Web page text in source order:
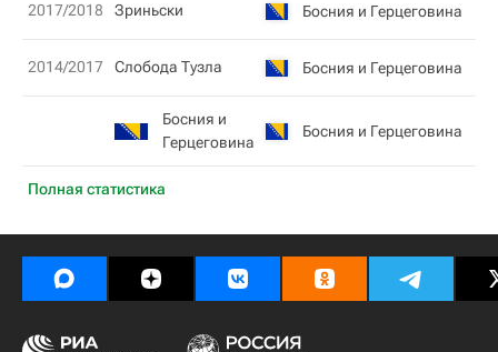
Полная статистика
2017/2018 Зриньски Босния и Герцеговина
2014/2017 Слобода Тузла Босния и Герцеговина
Босния и
Герцеговина
Босния и Герцеговина